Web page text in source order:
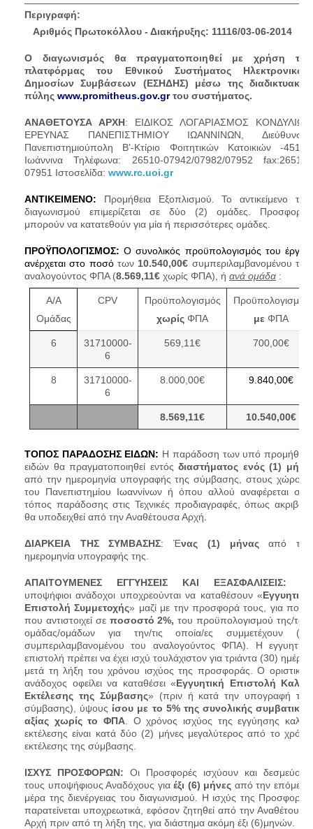
Περιγραφή:
Αριθμός Πρωτοκόλλου - Διακήρυξης: 11116/03-06-2014
Ο διαγωνισμός θα πραγματοποιηθεί με χρήση της
πλατφόρμας του Εθνικού Συστήματος Ηλεκτρονικών
Δημοσίων Συμβάσεων (ΕΣΗΔΗΣ) μέσω της διαδικτυακής
πύλης www.promitheus.gov.grτου συστήματος.
ΑΝΑΘΕΤΟΥΣΑ ΑΡΧΗ: ΕΙΔΙΚΟΣ ΛΟΓΑΡΙΑΣΜΟΣ ΚΟΝΔΥΛΙΩΝ
ΕΡΕΥΝΑΣ ΠΑΝΕΠΙΣΤΗΜΙΟΥ ΙΩΑΝΝΙΝΩΝ, Διεύθυνση:
Πανεπιστημιούπολη Β’-Κτίριο Φοιτητικών Κατοικιών -45110
Ιωάννινα Τηλέφωνα: 26510-07942/07982/07952 fax:26510-
07951 Ιστοσελίδα: www.rc.uoi.gr
ΑΝΤΙΚΕΙΜΕΝΟ: Προμήθεια Εξοπλισμού. Το αντικείμενο του
διαγωνισμού επιμερίζεται σε δύο (2) ομάδες. Προσφορές
μπορούν να κατατεθούν για μία ή περισσότερες ομάδες.
ΠΡΟΫΠΟΛΟΓΙΣΜΟΣ:Ο συνολικός προϋπολογισμός του έργου
ανέρχεται στο ποσό των 10.540,00€ συμπεριλαμβανομένου του
αναλογούντος ΦΠΑ (8.569,11€ χωρίς ΦΠΑ), ή ανά ομάδα :
Α/Α
Ομάδας
CPV
Προϋπολογισμός
χωρίςΦΠΑ
Προϋπολογισμός
με ΦΠΑ
6
31710000-
6
569,1 1€ 700,00€
8
31710000-
6
8.000,00€ 9.840,00€
8.569,11€ 10.540,00€
ΤΟΠΟΣ ΠΑΡΑΔΟΣΗΣ ΕΙΔΩΝ: Η παράδοση των υπό προμήθεια
ειδών θα πραγματοποιηθεί εντόςδιαστήματος ενός (1) μήνα
από την ημερομηνία υπογραφής της σύμβασης, στους χώρους
του Πανεπιστημίου Ιωαννίνων ή όπου αλλού αναφέρεται σαν
τόπος παράδοσης στις Τεχνικές προδιαγραφές, όπως ακριβώς
θα υποδειχθεί από την Αναθέτουσα Αρχή
ΔΙΑΡΚΕΙΑ ΤΗΣ ΣΥΜΒΑΣΗΣ: Ένας (1) μήναςαπό την
ημερομηνία υπογραφής της.
ΑΠΑΙΤΟΥΜΕΝΕΣ ΕΓΓΥΗΣΕΙΣ ΚΑΙ ΕΞΑΣΦΑΛΙΣΕΙΣ:
υποψήφιοι ανάδοχοι υποχρεούνται να καταθέσουν «Εγγυητική
Επιστολή Συμμετοχής» μαζί με την προσφορά τους, για ποσό
που αντιστοιχεί σε ποσοστό 2%, του προϋπολογισμού της/των
ομάδας/ομάδων για την/τις οποία/ες συμμετέχουν (μη
συμπεριλαμβανομένου του αναλογούντος ΦΠΑ). Η εγγυητική
επιστολή πρέπει να έχει ισχύ τουλάχιστον για τριάντα (30) ημέρες
μετά τη λήξη του χρόνου ισχύος της προσφοράς. Ο οριστικός
ανάδοχος οφείλει να καταθέσει «Εγγυητική Επιστολή Καλής
Εκτέλεσης της Σύμβασης» (πριν ή κατά την υπογραφή της
σύμβασης), ύψους ίσου με το 5% της συνολικής συμβατικής
αξίας χωρίς το ΦΠΑ . Ο χρόνος ισχύος της εγγύησης καλής
εκτέλεσης είναι κατά δύο (2) μήνες μεγαλύτερος από το χρόνο
εκτέλεσης της σύμβασης.
ΙΣΧΥΣ ΠΡΟΣΦΟΡΩΝ: Οι Προσφορές ισχύουν και δεσμεύουν
τους υποψήφιους Αναδόχους γιαέξι (6) μήνες από την επόμενη
μέρα της διενέργειας του διαγωνισμού. Η ισχύς της Προσφοράς
παρατείνεται υποχρεωτικά, εφόσον ζητηθεί από την Αναθέτουσα
Αρχή πριν από τη λήξη της, για διάστημα ακόμη έξι (6)μηνών.